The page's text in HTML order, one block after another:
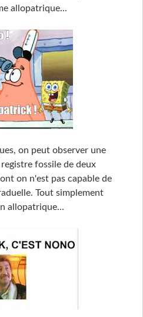
allopatrique...
on peut observer une
fossile de deux
on n'est pas capable de
Tout simplement
allopatrique...